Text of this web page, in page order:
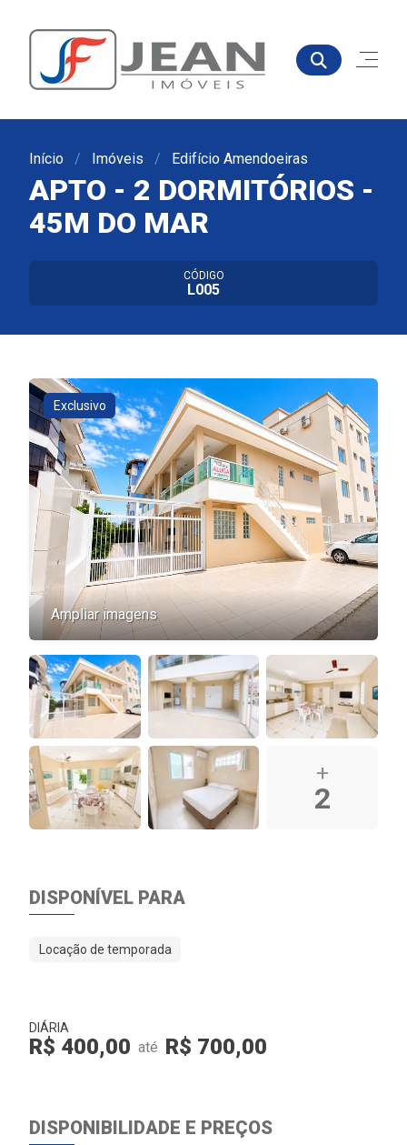
Início Imóveis Edifício Amendoeiras
APTO - 2 DORMITÓRIOS -
45M DO MAR
CÓDIGO
L005
Ampliar imagens
Exclusivo
+
2
DISPONÍVEL PARA
Locação de temporada
DIÁRIA
R$ 400,00 até R$ 700,00
DISPONIBILIDADE E PREÇOS